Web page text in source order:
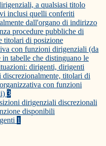
a qualsiasi titolo
inclusi quelli conferiti
dall'organo di indirizzo
procedure pubbliche di
titolari di posizione
con funzioni dirigenziali (da
in tabelle che distinguano le
dirigenti, dirigenti
titolari di
con funzioni
3
dirigenziali discrezionali
disponibili
1